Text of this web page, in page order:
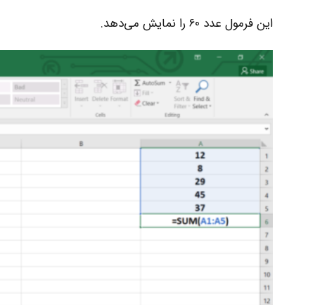
این فرمول عدد 60 را نمایش می‌دهد.